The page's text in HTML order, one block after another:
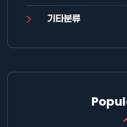
기타분류